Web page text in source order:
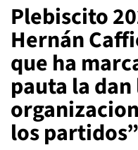
Plebiscito
Hernán
que ha
pauta la dan
los partidos”